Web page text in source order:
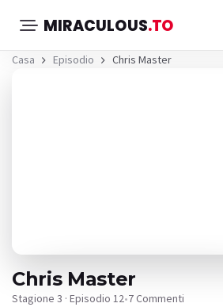
MIRACULOUS.TO
Casa Episodio Chris Master
Chris Master
Stagione 3 · Episodio 12•7 Commenti